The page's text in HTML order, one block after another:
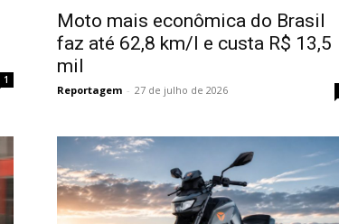
1
Moto mais econômica do Brasil
faz até 62,8 km/l e custa R$ 13,5
mil
Reportagem - 27 de julho de 2026